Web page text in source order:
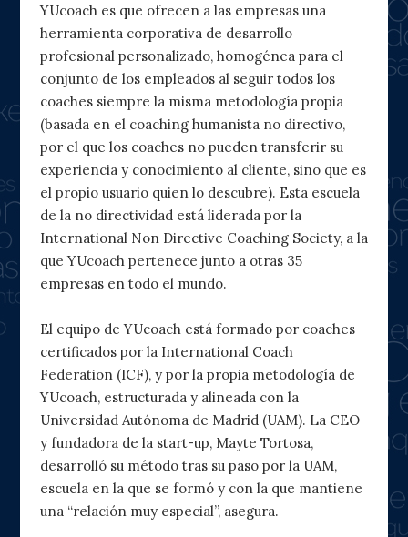
YUcoach es que ofrecen a las empresas una
herramienta corporativa de desarrollo
profesional personalizado, homogénea para el
conjunto de los empleados al seguir todos los
coaches siempre la misma metodología propia
(basada en el coaching humanista no directivo,
por el que los coaches no pueden transferir su
experiencia y conocimiento al cliente, sino que es
el propio usuario quien lo descubre). Esta escuela
de la no directividad está liderada por la
International Non Directive Coaching Society, a la
que YUcoach pertenece junto a otras 35
empresas en todo el mundo.
El equipo de YUcoach está formado por coaches
certificados por la International Coach
Federation (ICF), y por la propia metodología de
YUcoach, estructurada y alineada con la
Universidad Autónoma de Madrid (UAM). La CEO
y fundadora de la start-up, Mayte Tortosa,
desarrolló su método tras su paso por la UAM,
escuela en la que se formó y con la que mantiene
una “relación muy especial”, asegura.